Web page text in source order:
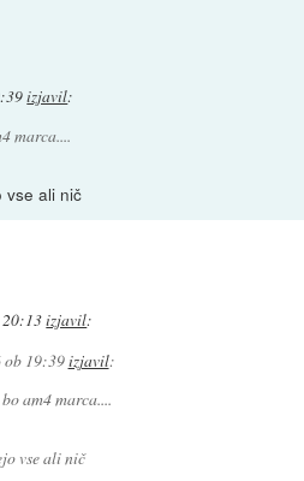
izjavil:
marca....
vse ali nič
20:13izjavil:
ob 19:39izjavil:
am4 marca....
vse ali nič